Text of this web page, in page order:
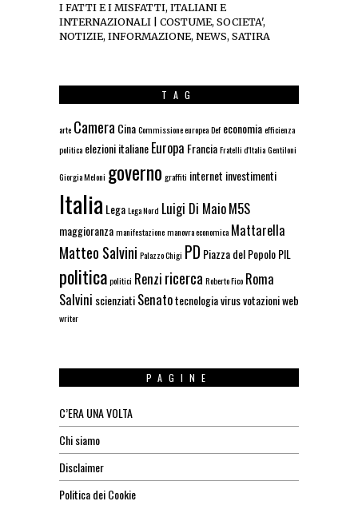
I FATTI E I MISFATTI, ITALIANI E
INTERNAZIONALI | COSTUME, SOCIETA',
NOTIZIE, INFORMAZIONE, NEWS, SATIRA
TAG
arte Camera CinaCommissione europeaDef economiaefficienza
politica elezioni italianeEuropa FranciaFratelli d'ItaliaGentiloni
Giorgia Meloni governo graffiti internet investimenti
Italia LegaLega Nord Luigi Di MaioM5S
maggioranzamanifestazionemanovra economica Mattarella
Matteo Salvini Palazzo Chigi PD Piazza del PopoloPIL
politicapolitici Renzi ricerca Roberto Fico Roma
Salvini scienziatiSenatotecnologiavirusvotazioniweb
writer
PAGINE
C’ERA UNA VOLTA
Chi siamo
Disclaimer
Politica dei Cookie